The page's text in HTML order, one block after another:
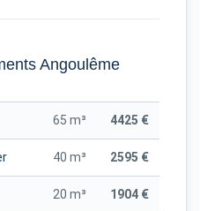
Angoulême
65 m³ 4425 €
40 m³ 2595 €
20 m³ 1904 €